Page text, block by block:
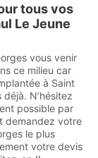
tous vos
Le Jeune
vous venir
ce milieu car
à Saint
N’hésitez
possible par
demandez votre
le plus
votre devis